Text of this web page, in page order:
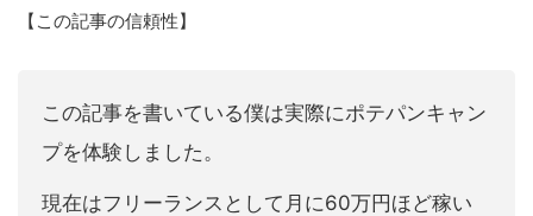
【この記事の信頼性】
この記事を書いている僕は実際にポテパンキャン
プを体験しました。
現在はフリーランスとして月に60万円ほど稼い